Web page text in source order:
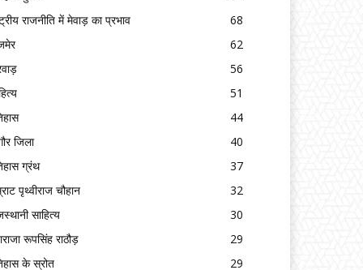
राजनीति में मेवाड़ का प्रभाव
68
62
56
51
44
जिला
40
ग्रंथ
37
पृथ्वीराज चौहान
32
साहित्य
30
रूपसिंह राठौड़
29
के स्रोत
29